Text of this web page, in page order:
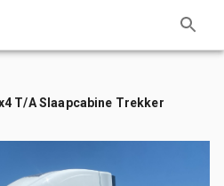
T/A Slaapcabine Trekker